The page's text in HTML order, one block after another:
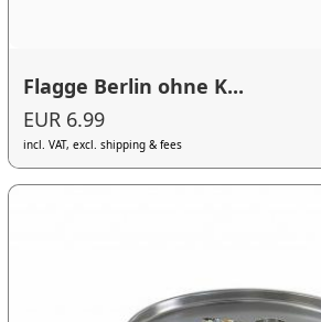
Flagge Berlin ohne K...
EUR 6.99
incl. VAT, excl. shipping & fees